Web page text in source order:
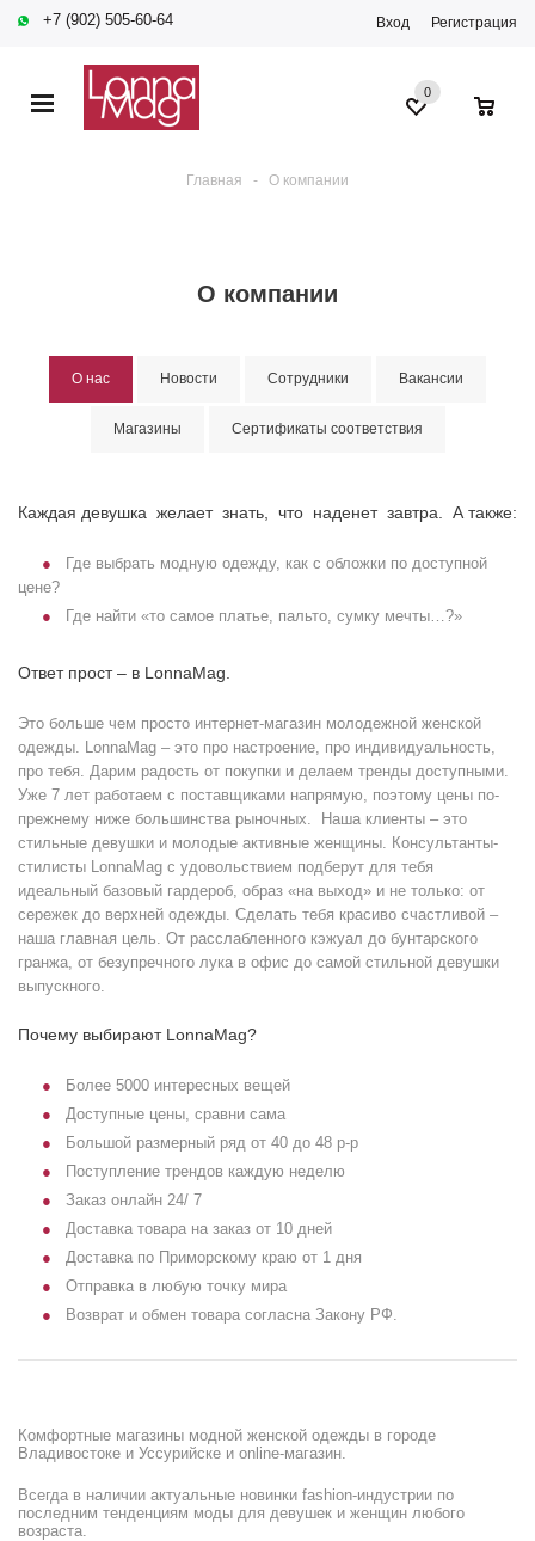
+7 (902) 505-60-64 Вход Регистрация
0
Главная - О компании
О компании
О нас Новости Сотрудники Вакансии
Магазины Сертификаты соответствия
Каждая девушка желает знать, что наденет завтра. А также:
Где выбрать модную одежду, как с обложки по доступной
цене?
Где найти «то самое платье, пальто, сумку мечты…?»
Ответ прост – в LonnaMag.
Это больше чем просто интернет-магазин молодежной женской
одежды. LonnaMag – это про настроение, про индивидуальность,
про тебя. Дарим радость от покупки и делаем тренды доступными.
Уже 7 лет работаем с поставщиками напрямую, поэтому цены по-
прежнему ниже большинства рыночных. Наша клиенты – это
стильные девушки и молодые активные женщины. Консультанты-
стилисты LonnaMag с удовольствием подберут для тебя
идеальный базовый гардероб, образ «на выход» и не только: от
сережек до верхней одежды. Сделать тебя красиво счастливой –
наша главная цель. От расслабленного кэжуал до бунтарского
гранжа, от безупречного лука в офис до самой стильной девушки
выпускного.
Почему выбирают LonnaMag?
Более 5000 интересных вещей
Доступные цены, сравни сама
Большой размерный ряд от 40 до 48 р-р
Поступление трендов каждую неделю
Заказ онлайн 24/ 7
Доставка товара на заказ от 10 дней
Доставка по Приморскому краю от 1 дня
Отправка в любую точку мира
Возврат и обмен товара согласна Закону РФ.
Комфортные магазины модной женской одежды в городе
Владивостоке и Уссурийске и online-магазин.
Всегда в наличии актуальные новинки fashion-индустрии по
последним тенденциям моды для девушек и женщин любого
возраста.